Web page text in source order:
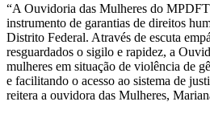
“A Ouvidoria das Mulheres do
instrumento de garantias de direitos
Distrito Federal. Através de escuta
resguardados o sigilo e rapidez, a
mulheres em situação de violência de
e facilitando o acesso ao sistema de
reitera a ouvidora das Mulheres,